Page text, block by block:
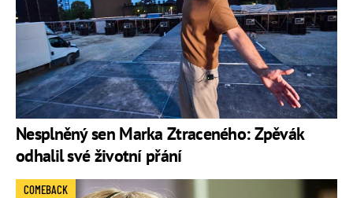
Nesplněný sen Marka Ztraceného: Zpěvák
odhalil své životní přání
COMEBACK